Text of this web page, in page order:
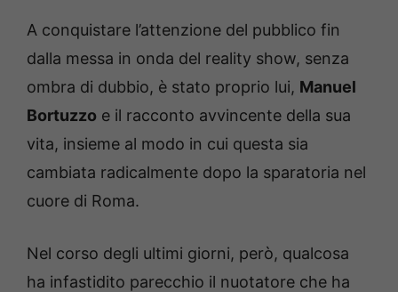
A conquistare l’attenzione del pubblico fin
dalla messa in onda del reality show, senza
ombra di dubbio, è stato proprio lui, Manuel
Bortuzzo e il racconto avvincente della sua
vita, insieme al modo in cui questa sia
cambiata radicalmente dopo la sparatoria nel
cuore di Roma.
Nel corso degli ultimi giorni, però, qualcosa
ha infastidito parecchio il nuotatore che ha